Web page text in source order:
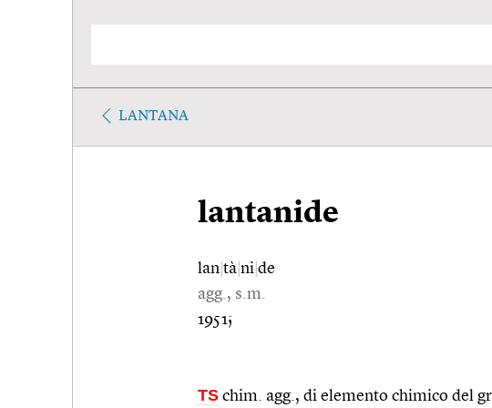
LANTANA
lantanide
lan tà ni de
agg., s.m.
1951;
TS chim. agg., di elemento chimico del